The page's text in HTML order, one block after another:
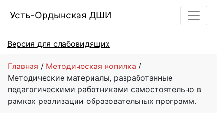
Усть-Ордынская ДШИ
Версия для слабовидящих
Главная
Методическая копилка
Методические материалы, разработанные
педагогическими работниками самостоятельно в
рамках реализации образовательных программ.